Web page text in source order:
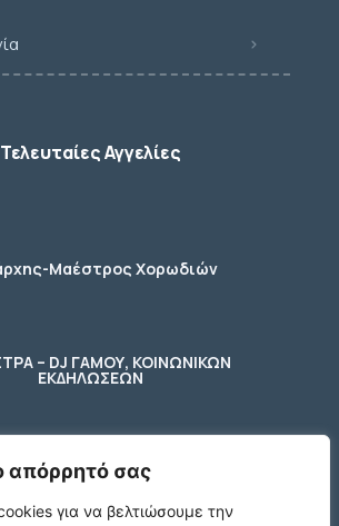
απόρρητό σας
για να βελτιώσουμε την
Τελευταίες Αγγελίες
Μαέστρος Χορωδιών
– DJ ΓΑΜΟΥ, ΚΟΙΝΩΝΙΚΩΝ
ΕΚΔΗΛΩΣΕΩΝ
φύλακας – κηπουρος